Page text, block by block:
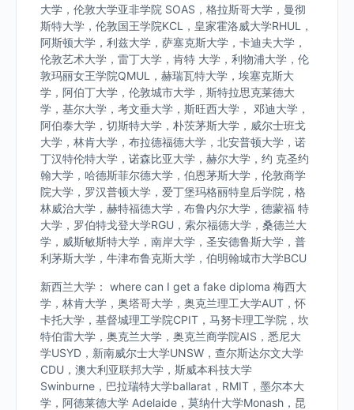
大学，伦敦大学亚非学院 SOAS，格拉斯哥大学，曼彻
斯特大学，伦敦国王学院KCL，皇家霍洛威大学RHUL，
阿斯顿大学，利兹大学，萨塞克斯大学，卡迪夫大学，
伦敦艺术大学，雷丁大学，肯特 大学，利物浦大学，伦
敦玛丽女王学院QMUL，赫瑞瓦特大学，埃塞克斯大
学，阿伯丁大学，伦敦城市大学，斯特拉思克莱德大
学，基尔大学，考文垂大学，斯旺西大学， 邓迪大学，
阿伯泰大学，切斯特大学，朴茨茅斯大学，威尔士班戈
大学，林肯大学，布拉德福德大学，北安普顿大学，诺
丁汉特伦特大学，诺森比亚大学，赫尔大学，约 克圣约
翰大学，哈德斯菲尔德大学，伯恩茅斯大学，伦敦商学
院大学，罗汉普顿大学，爱丁堡玛格丽特皇后学院，格
林威治大学，赫特福德大学，布鲁内尔大学，德蒙福 特
大学，罗伯特戈登大学RGU，索尔福德大学，桑德兰大
学，威斯敏斯特大学，南岸大学，圣安德鲁斯大学，普
利茅斯大学，牛津布鲁克斯大学，伯明翰城市大学BCU
新西兰大学： where can I get a fake diploma 梅西大
学，林肯大学，奥塔哥大学，奥克兰理工大学AUT，怀
卡托大学，基督城理工学院CPIT，马努卡理工学院，坎
特伯雷大学，奥克兰大学，奥克兰商学院AIS，悉尼大
学USYD，新南威尔士大学UNSW，查尔斯达尔文大学
CDU，澳大利亚联邦大学，斯威本科技大学
Swinburne，巴拉瑞特大学ballarat，RMIT，墨尔本大
学，阿德莱德大学 Adelaide，莫纳什大学Monash，昆